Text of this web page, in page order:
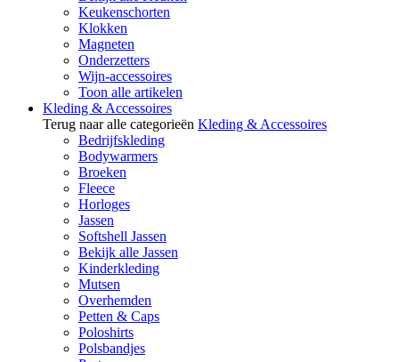
Keukenschorten
Klokken
Magneten
Onderzetters
Wijn-accessoires
Toon alle artikelen
Kleding & Accessoires
Terug naar alle categorieën Kleding & Accessoires
Bedrijfskleding
Bodywarmers
Broeken
Fleece
Horloges
Jassen
Softshell Jassen
Bekijk alle Jassen
Kinderkleding
Mutsen
Overhemden
Petten & Caps
Poloshirts
Polsbandjes